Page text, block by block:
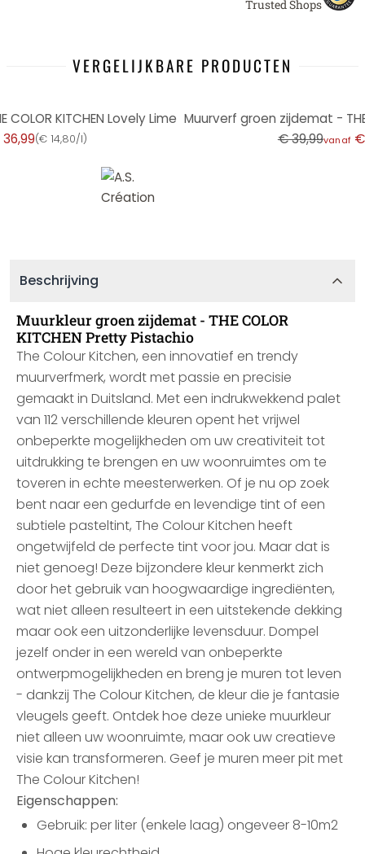
Trusted Shops
VERGELIJKBARE PRODUCTEN
KITCHEN Lovely Lime
(€ 14,80/l)
Muurverf groen zijdemat -
€ 39,99vanaf
Beschrijving
Muurkleur groen zijdemat - THE COLOR
KITCHEN Pretty Pistachio
The Colour Kitchen, een innovatief en trendy
muurverfmerk, wordt met passie en precisie
gemaakt in Duitsland. Met een indrukwekkend palet
van 112 verschillende kleuren opent het vrijwel
onbeperkte mogelijkheden om uw creativiteit tot
uitdrukking te brengen en uw woonruimtes om te
toveren in echte meesterwerken. Of je nu op zoek
bent naar een gedurfde en levendige tint of een
subtiele pasteltint, The Colour Kitchen heeft
ongetwijfeld de perfecte tint voor jou. Maar dat is
niet genoeg! Deze bijzondere kleur kenmerkt zich
door het gebruik van hoogwaardige ingrediënten,
wat niet alleen resulteert in een uitstekende dekking
maar ook een uitzonderlijke levensduur. Dompel
jezelf onder in een wereld van onbeperkte
ontwerpmogelijkheden en breng je muren tot leven
- dankzij The Colour Kitchen, de kleur die je fantasie
vleugels geeft. Ontdek hoe deze unieke muurkleur
niet alleen uw woonruimte, maar ook uw creatieve
visie kan transformeren. Geef je muren meer pit met
The Colour Kitchen!
Eigenschappen:
Gebruik: per liter (enkele laag) ongeveer 8-10m2